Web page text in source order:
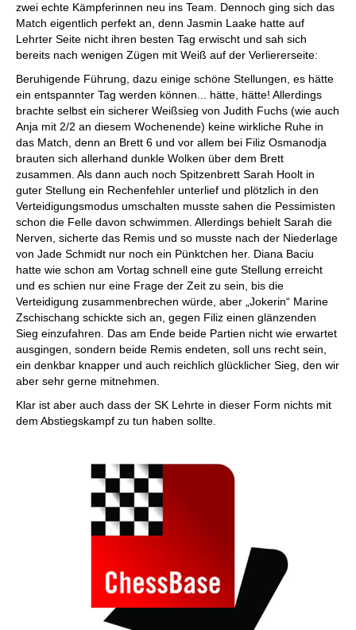
zwei echte Kämpferinnen neu ins Team. Dennoch ging sich das
Match eigentlich perfekt an, denn Jasmin Laake hatte auf
Lehrter Seite nicht ihren besten Tag erwischt und sah sich
bereits nach wenigen Zügen mit Weiß auf der Verliererseite:
Beruhigende Führung, dazu einige schöne Stellungen, es hätte
ein entspannter Tag werden können... hätte, hätte! Allerdings
brachte selbst ein sicherer Weißsieg von Judith Fuchs (wie auch
Anja mit 2/2 an diesem Wochenende) keine wirkliche Ruhe in
das Match, denn an Brett 6 und vor allem bei Filiz Osmanodja
brauten sich allerhand dunkle Wolken über dem Brett
zusammen. Als dann auch noch Spitzenbrett Sarah Hoolt in
guter Stellung ein Rechenfehler unterlief und plötzlich in den
Verteidigungsmodus umschalten musste sahen die Pessimisten
schon die Felle davon schwimmen. Allerdings behielt Sarah die
Nerven, sicherte das Remis und so musste nach der Niederlage
von Jade Schmidt nur noch ein Pünktchen her. Diana Baciu
hatte wie schon am Vortag schnell eine gute Stellung erreicht
und es schien nur eine Frage der Zeit zu sein, bis die
Verteidigung zusammenbrechen würde, aber „Jokerin“ Marine
Zschischang schickte sich an, gegen Filiz einen glänzenden
Sieg einzufahren. Das am Ende beide Partien nicht wie erwartet
ausgingen, sondern beide Remis endeten, soll uns recht sein,
ein denkbar knapper und auch reichlich glücklicher Sieg, den wir
aber sehr gerne mitnehmen.
Klar ist aber auch dass der SK Lehrte in dieser Form nichts mit
dem Abstiegskampf zu tun haben sollte.